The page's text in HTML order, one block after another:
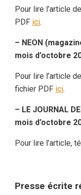
Pour lire l’article
PDF ici.
– NEON
mois d’octobre
Pour lire l’article
fichier PDF ici.
– LE JOURNAL
mois d’octobre
Pour lire l’article,
Presse écrite